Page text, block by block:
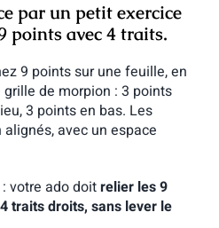
par un petit exercice
points avec 4 traits.
9 points sur une feuille, en
de morpion : 3 points
3 points en bas. Les
avec un espace
votre ado doitrelier les 9
traits droits, sans lever le